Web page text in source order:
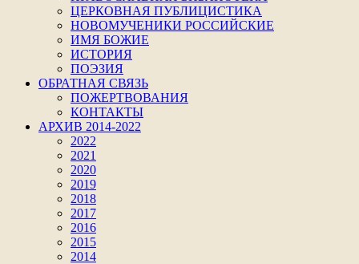
ЦЕРКОВНАЯ ПУБЛИЦИСТИКА
НОВОМУЧЕНИКИ РОССИЙСКИЕ
ИМЯ БОЖИЕ
ИСТОРИЯ
ПОЭЗИЯ
ОБРАТНАЯ СВЯЗЬ
ПОЖЕРТВОВАНИЯ
КОНТАКТЫ
АРХИВ 2014-2022
2022
2021
2020
2019
2018
2017
2016
2015
2014